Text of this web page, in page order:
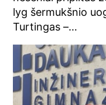
lyg šermukšnio
Turtingas –…